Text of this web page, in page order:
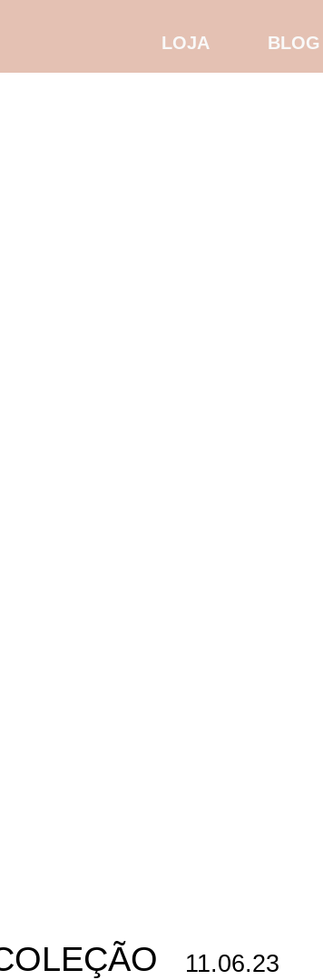
LOJA BLOG
11.06.23